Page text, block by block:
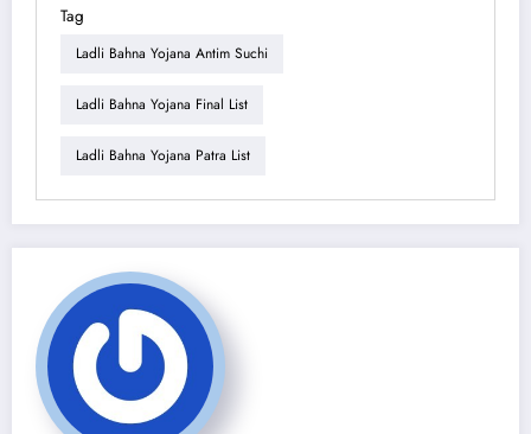
Tag
Ladli Bahna Yojana Antim Suchi
Ladli Bahna Yojana Final List
Ladli Bahna Yojana Patra List